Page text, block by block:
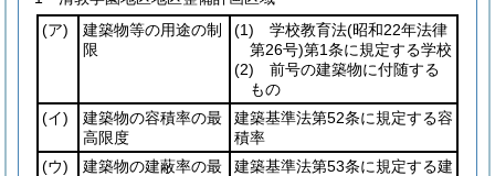
(ア)
建築物等の用途の制
限
(1) 学校教育法(昭和22年法律
第26号)第1条に規定する学校
(2) 前号の建築物に付随する
もの
(イ)
建築物の容積率の最
高限度
建築基準法第52条に規定する容
積率
(ウ)
建築物の建蔽率の最
建築基準法第53条に規定する建